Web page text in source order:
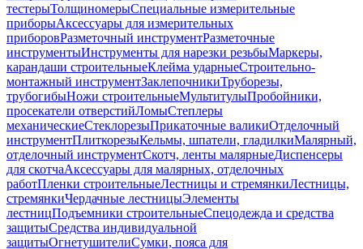
тестерыТолщиномерыСпециальные измерительные
приборыАксессуары для измерительных
приборовРазметочный инструментРазметочные
инструментыИнструменты для нарезки резьбыМаркеры,
карандаши строительныеКлейма ударныеСтроительно-
монтажный инструментЗаклепочникиТруборезы,
трубогибыНожи строительныеМультитулыПробойники,
просекатели отверстийЛомыСтеплеры
механическиеСтеклорезыПрикаточные валикиОтделочный
инструментПлиткорезыКельмы, шпатели, гладилкиМалярный,
отделочный инструментСкотч, ленты малярныеДиспенсеры
для скотчаАксессуары для малярных, отделочных
работПленки строительныеЛестницы и стремянкиЛестницы,
стремянкиЧердачные лестницыЭлементы
лестницПодъемники строительныеСпецодежда и средства
защитыСредства индивидуальной
защитыОгнетушителиСумки, пояса для